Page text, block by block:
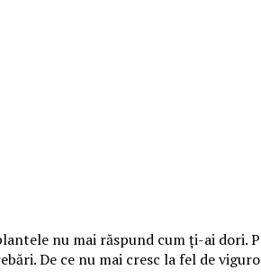
nu mai răspund cum ți-ai dori.
De ce nu mai cresc la fel de